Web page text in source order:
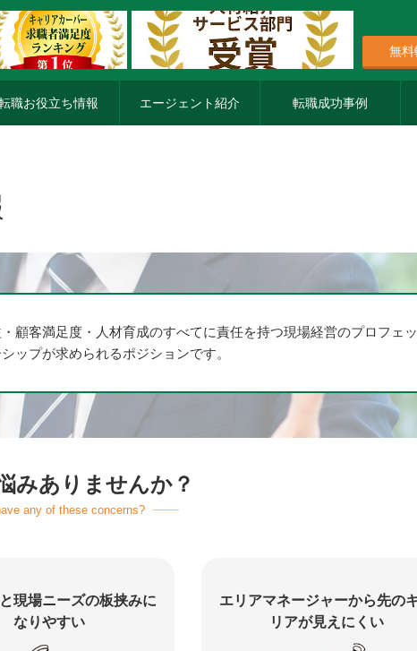
無料
職お役立ち情報 エージェント紹介 転職成功事例
客満足度・人材育成のすべてに責任を持つ現場経営のプロフェッ
ップが求められるポジションです。
みありませんか？
any of these concerns?
現場ニーズの板挟みに
なりやすい
エリアマネージャーから先の
リアが見えにくい